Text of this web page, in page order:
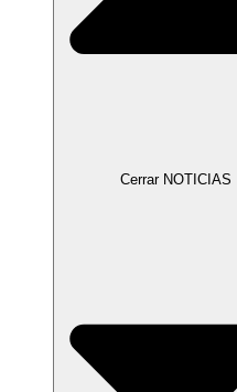
Cerrar NOTICIAS